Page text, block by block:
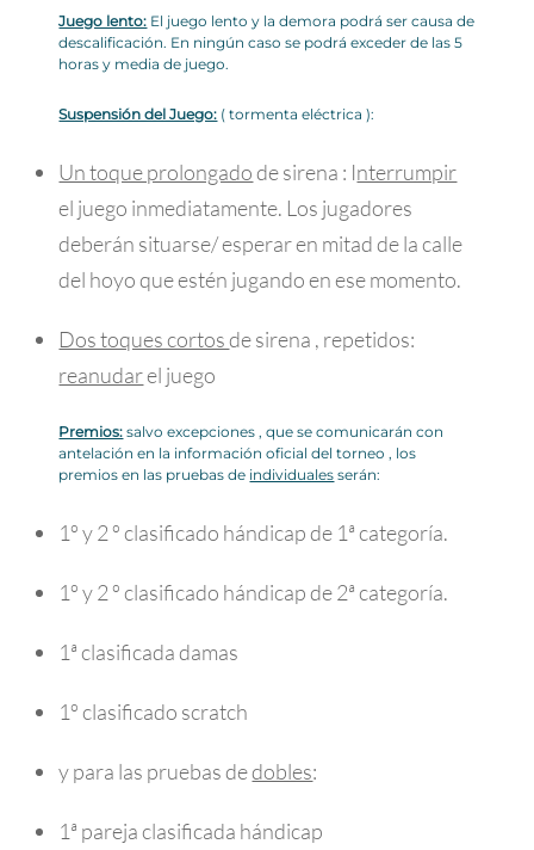
Juego lento: El juego lento y la demora podrá ser causa de
descalificación. En ningún caso se podrá exceder de las 5
horas y media de juego.
Suspensión del Juego: ( tormenta eléctrica ):
Un toque prolongadode sirena : Interrumpir
el juego inmediatamente. Los jugadores
deberán situarse/ esperar en mitad de la calle
del hoyo que estén jugando en ese momento.
Dos toques cortosde sirena , repetidos:
reanudarel juego
Premios: salvo excepciones , que se comunicarán con
antelación en la información oficial del torneo , los
premios en las pruebas de individuales serán:
1º y 2 º clasificado hándicap de 1ª categoría.
1º y 2 º clasificado hándicap de 2ª categoría.
1ª clasificada damas
1º clasificado scratch
y para las pruebas dedobles:
1ª pareja clasificada hándicap